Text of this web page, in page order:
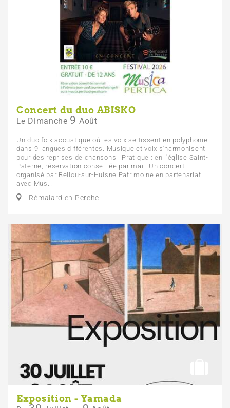
Concert du duo ABISKO
Le Dimanche 9 Août
Un duo folk acoustique où les voix se tissent en polyphonie
dans 9 langues différentes. Musique et voix s'harmonisent
pour des reprises de chansons ! Pratique : en l'église Saint-
Paterne, réservation conseillée par mail. Un concert
organisé par Bellou-sur-Huisne Patrimoine en partenariat
avec Mus...
Rémalard en Perche
Exposition - Yamada